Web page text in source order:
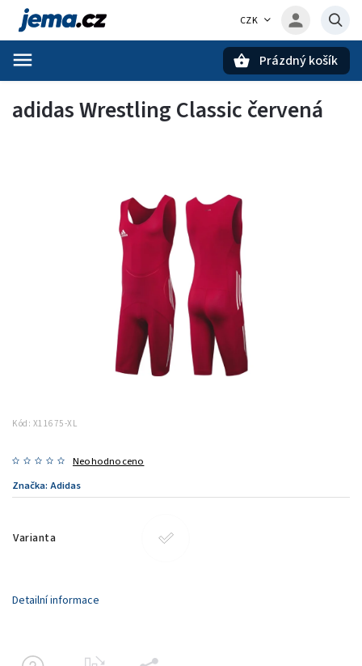
CZK
Prázdný košík
adidas Wrestling Classic červená
Kód: X11675-XL
Neohodnoceno
Značka: Adidas
Varianta
Detailní informace